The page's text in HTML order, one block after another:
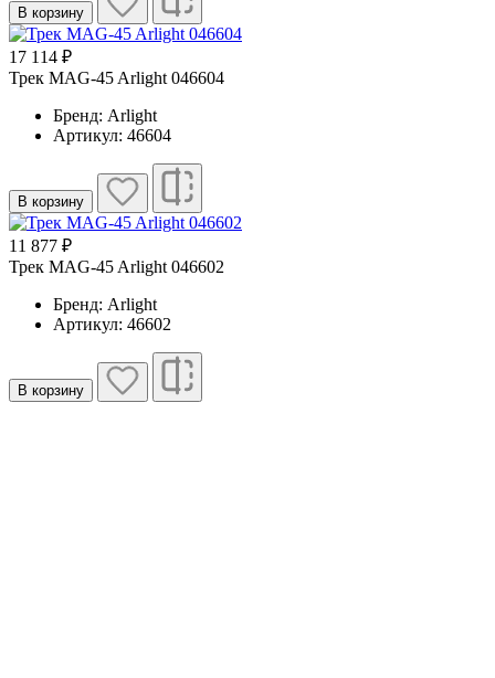
В корзину
17 114 ₽
Трек MAG-45 Arlight 046604
Бренд: Arlight
Артикул: 46604
В корзину
11 877 ₽
Трек MAG-45 Arlight 046602
Бренд: Arlight
Артикул: 46602
В корзину